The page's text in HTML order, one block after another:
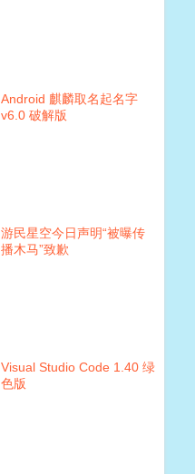
Android 麒麟取名起名字
v6.0 破解版
游民星空今日声明“被曝传
播木马”致歉
Visual Studio Code 1.40 绿
色版